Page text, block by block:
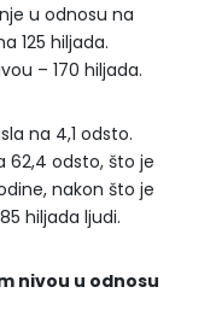
u odnosu na
125 hiljada.
– 170 hiljada.
na 4,1 odsto.
62,4 odsto, što je
nakon što je
hiljada ljudi.
nivou u odnosu